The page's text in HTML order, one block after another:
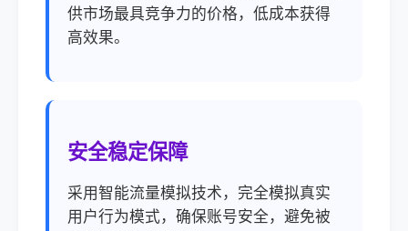
供市场最具竞争力的价格，低成本获得
高效果。
安全稳定保障
采用智能流量模拟技术，完全模拟真实
用户行为模式，确保账号安全，避免被